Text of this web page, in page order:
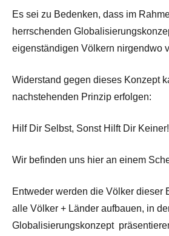
Es sei zu Bedenken, dass im
herrschenden
eigenständigen Völkern nirgendwo
Widerstand gegen dieses Konzept
nachstehenden Prinzip erfolgen:
Hilf Dir Selbst, Sonst Hilft Dir Keiner!
Wir befinden uns hier an einem
Entweder werden die Völker dieser
alle Völker + Länder aufbauen, in
Globalisierungskonzept